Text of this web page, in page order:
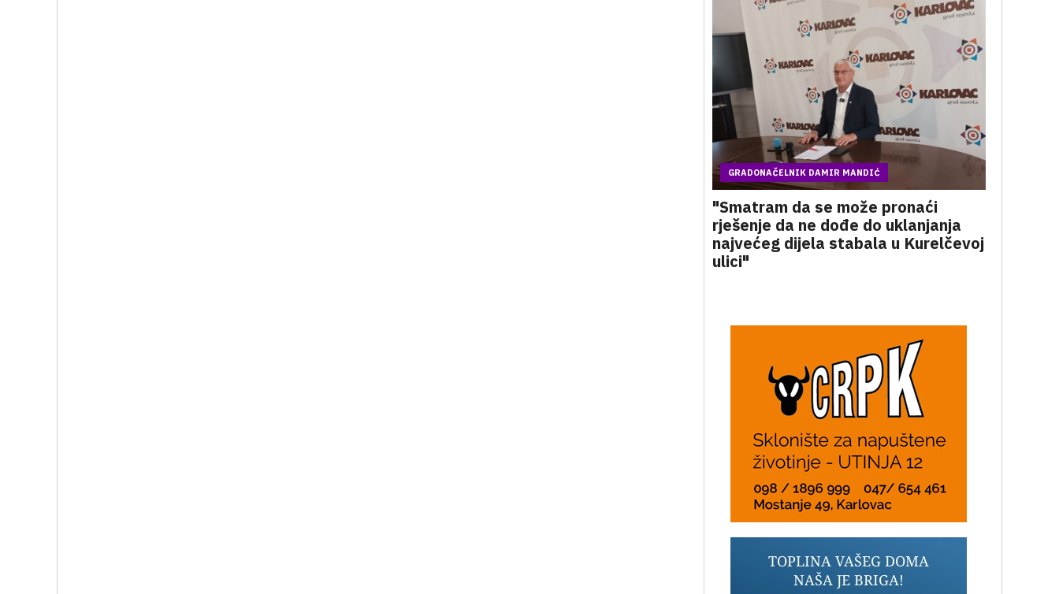
GRADONAČELNIK DAMIR MANDIĆ
"Smatram da se može pronaći
rješenje da ne dođe do uklanjanja
najvećeg dijela stabala u Kurelčevoj
ulici"